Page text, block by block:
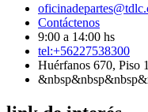
Contáctenos
9:00 a 14:00 hs
tel:+56227538300
Huérfanos 670, Piso